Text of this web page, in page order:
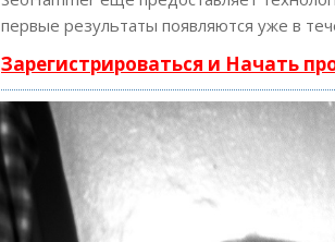
первые результаты появляются уже в
Зарегистрироваться и Начать